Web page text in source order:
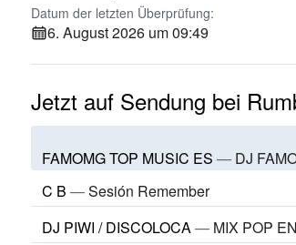
Datum der letzten Überprüfung:
6. August 2026 um 09:49
Jetzt auf Sendung bei
FAMOMG TOP MUSIC ES — DJ
C B —Sesión Remember
DJ PIWI / DISCOLOCA— MIX POP